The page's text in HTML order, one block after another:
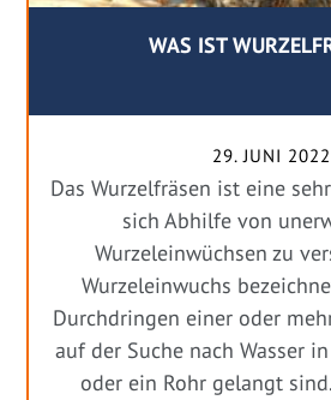
WAS IST
29. JUNI 2022
Das Wurzelfräsen ist eine
sich Abhilfe von
Wurzeleinwüchsen zu
Wurzeleinwuchs
Durchdringen einer oder
auf der Suche nach Wasser
oder ein Rohr gelangt